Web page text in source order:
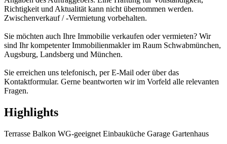
Richtigkeit und Aktualität kann nicht übernommen werden.
Zwischenverkauf / -Vermietung vorbehalten.
Sie möchten auch Ihre Immobilie verkaufen oder vermieten? Wir
sind Ihr kompetenter Immobilienmakler im Raum Schwabmünchen,
Augsburg, Landsberg und München.
Sie erreichen uns telefonisch, per E-Mail oder über das
Kontaktformular. Gerne beantworten wir im Vorfeld alle relevanten
Fragen.
Highlights
Terrasse Balkon WG-geeignet Einbauküche Garage Gartenhaus